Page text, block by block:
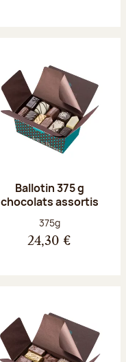
Ballotin 375 g
chocolats assortis
Poids net :
375g
24,30 €